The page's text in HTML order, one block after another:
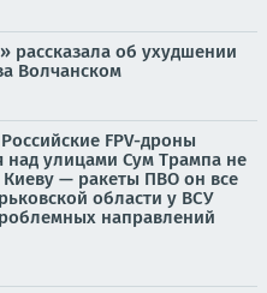
рассказала об ухудшении
Волчанском
FPV-дроны
над улицами Сум Трампа не
— ракеты ПВО он все
области у ВСУ
направлений